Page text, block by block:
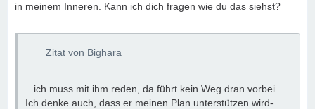
in meinem Inneren. Kann ich dich fragen wie du das siehst?
Zitat von Bighara
...ich muss mit ihm reden, da führt kein Weg dran vorbei.
Ich denke auch, dass er meinen Plan unterstützen wird-